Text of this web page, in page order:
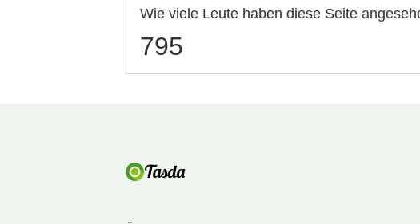
Wie viele Leute haben diese Seite
795